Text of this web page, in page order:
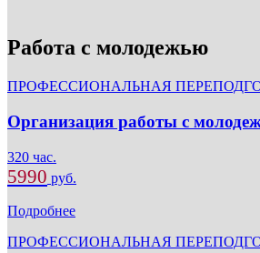
Работа с молодежью
ПРОФЕССИОНАЛЬНАЯ
Организация работы с
320 час.
5990 руб.
Подробнее
ПРОФЕССИОНАЛЬНАЯ